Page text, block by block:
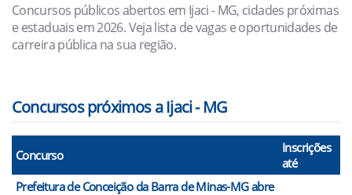
Concursos públicos abertos em Ijaci - MG, cidades próximas
e estaduais em 2026. Veja lista de vagas e oportunidades de
carreira pública na sua região.
Concursos próximos a Ijaci - MG
Concurso
Inscrições
até
Prefeitura de Conceição da Barra de Minas-MG abre